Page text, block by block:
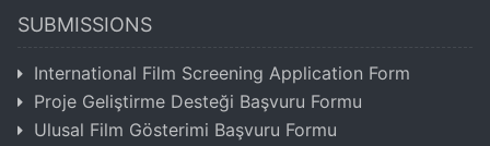
SUBMISSIONS
International Film Screening Application Form
Proje Geliştirme Desteği Başvuru Formu
Ulusal Film Gösterimi Başvuru Formu